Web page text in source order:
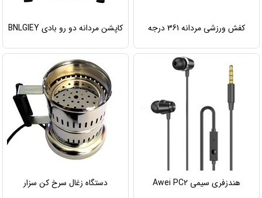
کفش ورزشی مردانه 361 درجه کاپشن مردانه دو رو بادی BNLGIEY
هندزفری سیمی Awei PC2 دستگاه زغال سرخ کن سزار